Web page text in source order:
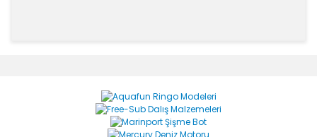
Yorum Yaz
Ürün resmi kalitesiz, bozuk veya görüntülenemiyor.